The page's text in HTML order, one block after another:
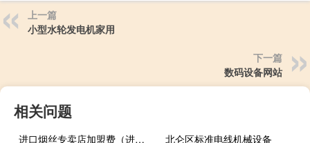
上一篇
小型水轮发电机家用
下一篇
数码设备网站
相关问题
进口烟丝专卖店加盟费（进口烟丝专卖店）
北仑区标准电线机械设备